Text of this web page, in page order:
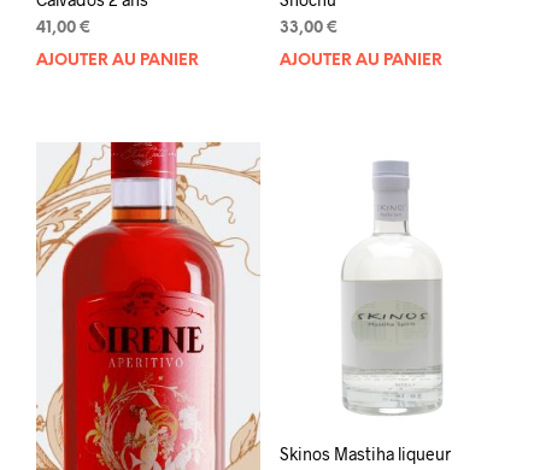
41,00 €
AJOUTER AU PANIER
33,00 €
AJOUTER AU PANIER
Skinos Mastiha liqueur